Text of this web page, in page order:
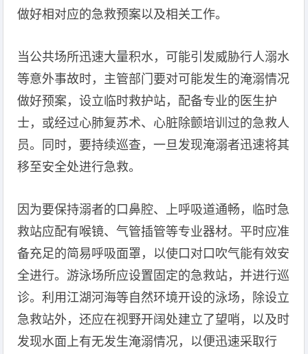
做好相对应的急救预案以及相关工作。
当公共场所迅速大量积水，可能引发威胁行人溺水
等意外事故时，主管部门要对可能发生的淹溺情况
做好预案，设立临时救护站，配备专业的医生护
士，或经过心肺复苏术、心脏除颤培训过的急救人
员。同时，要持续巡查，一旦发现淹溺者迅速将其
移至安全处进行急救。
因为要保持溺者的口鼻腔、上呼吸道通畅，临时急
救站应配有喉镜、气管插管等专业器材。平时应准
备充足的简易呼吸面罩，以使口对口吹气能有效安
全进行。游泳场所应设置固定的急救站，并进行巡
诊。利用江湖河海等自然环境开设的泳场，除设立
急救站外，还应在视野开阔处建立了望哨，以及时
发现水面上有无发生淹溺情况，以便迅速采取行